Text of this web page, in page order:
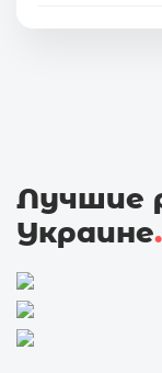
Лучшие
Украине.